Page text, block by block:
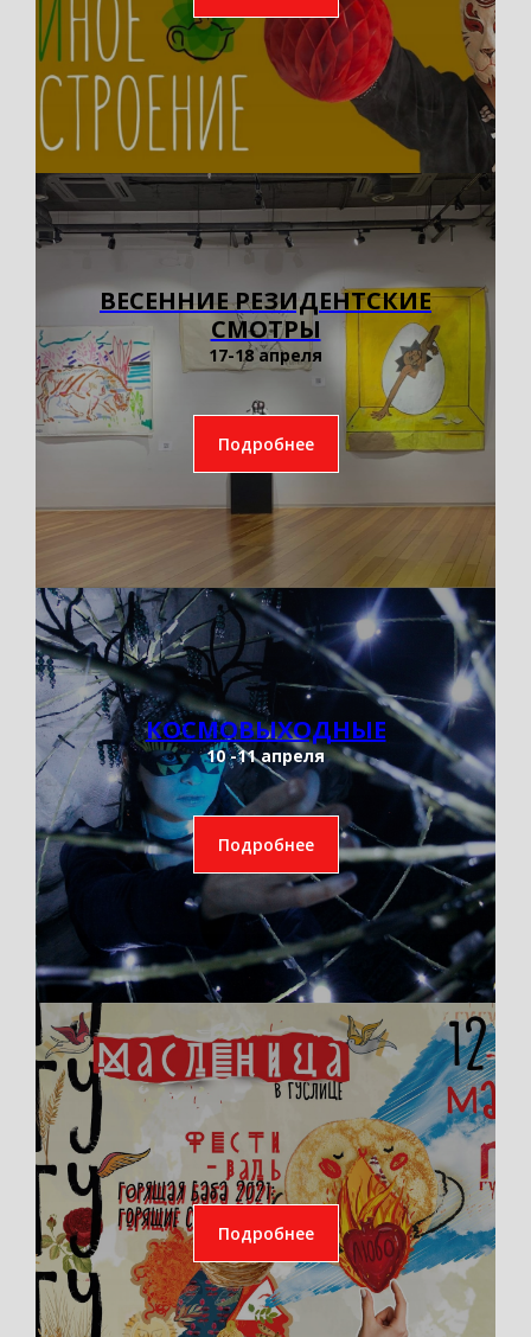
ВЕСЕННИЕ РЕЗИДЕНТСКИЕ
СМОТРЫ
17-18 апреля
Подробнее
КОСМОВЫХОДНЫЕ
10 -11 апреля
Подробнее
Подробнее